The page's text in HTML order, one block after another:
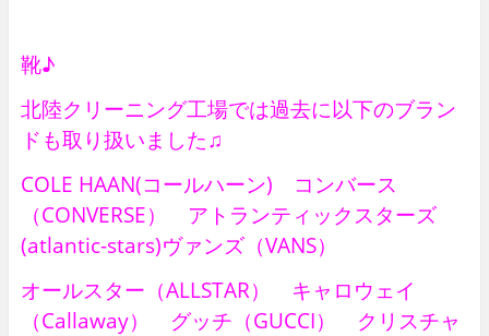
靴♪
北陸クリーニング工場では過去に以下のブラン
ドも取り扱いました♫
COLE HAAN(コールハーン) コンバース
（CONVERSE） アトランティックスターズ
(atlantic-stars)ヴァンズ（VANS）
オールスター（ALLSTAR） キャロウェイ
（Callaway） グッチ（GUCCI） クリスチャ